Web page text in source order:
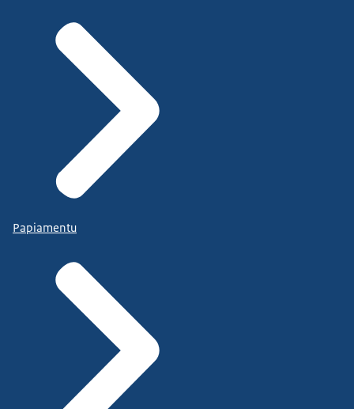
Papiamentu